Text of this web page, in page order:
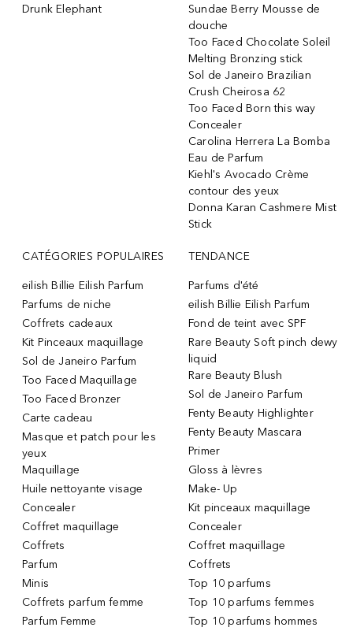
Drunk Elephant
Sundae Berry Mousse de
douche
Too Faced Chocolate Soleil
Melting Bronzing stick
Sol de Janeiro Brazilian
Crush Cheirosa 62
Too Faced Born this way
Concealer
Carolina Herrera La Bomba
Eau de Parfum
Kiehl's Avocado Crème
contour des yeux
Donna Karan Cashmere Mist
Stick
CATÉGORIES POPULAIRES
eilish Billie Eilish Parfum
Parfums de niche
Coffrets cadeaux
Kit Pinceaux maquillage
Sol de Janeiro Parfum
Too Faced Maquillage
Too Faced Bronzer
Carte cadeau
Masque et patch pour les
yeux
Maquillage
Huile nettoyante visage
Concealer
Coffret maquillage
Coffrets
Parfum
Minis
Coffrets parfum femme
Parfum Femme
TENDANCE
Parfums d'été
eilish Billie Eilish Parfum
Fond de teint avec SPF
Rare Beauty Soft pinch dewy
liquid
Rare Beauty Blush
Sol de Janeiro Parfum
Fenty Beauty Highlighter
Fenty Beauty Mascara
Primer
Gloss à lèvres
Make- Up
Kit pinceaux maquillage
Concealer
Coffret maquillage
Coffrets
Top 10 parfums
Top 10 parfums femmes
Top 10 parfums hommes